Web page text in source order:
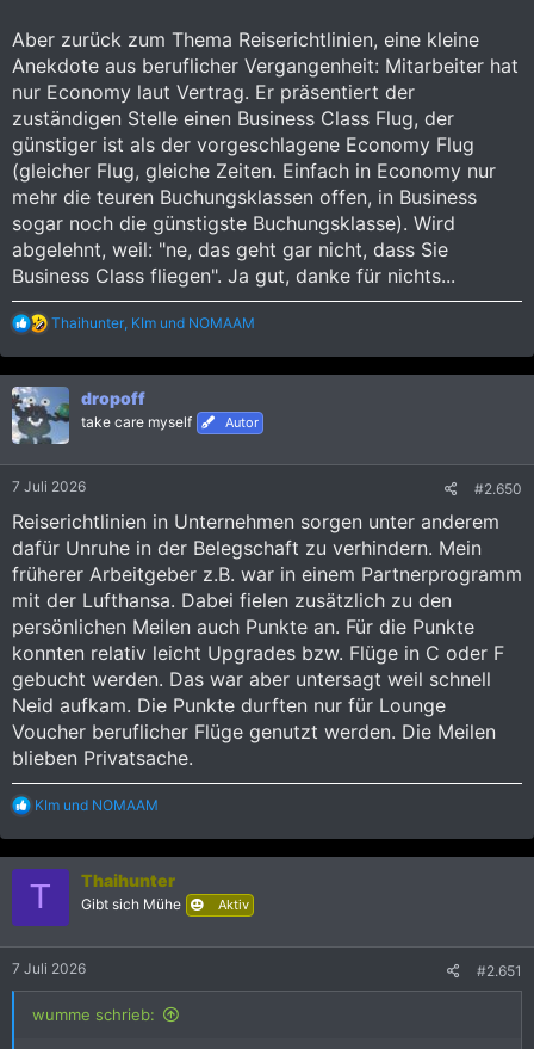
Aber zurück zum Thema Reiserichtlinien, eine kleine
Anekdote aus beruflicher Vergangenheit: Mitarbeiter hat
nur Economy laut Vertrag. Er präsentiert der
zuständigen Stelle einen Business Class Flug, der
günstiger ist als der vorgeschlagene Economy Flug
(gleicher Flug, gleiche Zeiten. Einfach in Economy nur
mehr die teuren Buchungsklassen offen, in Business
sogar noch die günstigste Buchungsklasse). Wird
abgelehnt, weil: "ne, das geht gar nicht, dass Sie
Business Class fliegen". Ja gut, danke für nichts...
R
a
k
i
o
n
Thaihunter KIm und NOMAAM
dropoff
take care myself Autor
7 Juli 2026 #2.650
Reiserichtlinien in Unternehmen sorgen unter anderem
dafür Unruhe in der Belegschaft zu verhindern. Mein
früherer Arbeitgeber z.B. war in einem Partnerprogramm
mit der Lufthansa. Dabei fielen zusätzlich zu den
persönlichen Meilen auch Punkte an. Für die Punkte
konnten relativ leicht Upgrades bzw. Flüge in C oder F
gebucht werden. Das war aber untersagt weil schnell
Neid aufkam. Die Punkte durften nur für Lounge
Voucher beruflicher Flüge genutzt werden. Die Meilen
blieben Privatsache.
R
a
k
n
:
KIm und NOMAAM
T Thaihunter
Gibt sich Mühe Aktiv
7 Juli 2026 #2.651
wumme schrieb: